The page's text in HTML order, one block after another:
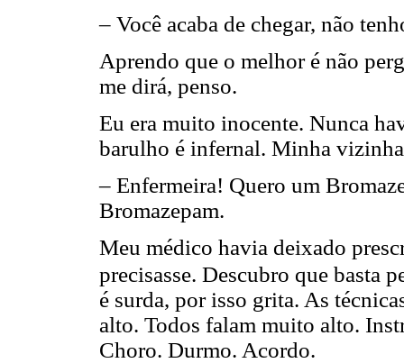
– Você acaba de chegar, não
Aprendo que o melhor é não
me dirá, penso.
Eu era muito inocente. Nunca
barulho é infernal. Minha
– Enfermeira! Quero um
Bromazepam.
Meu médico havia deixado
precisasse. Descubro que basta
é surda, por isso grita. As
alto. Todos falam muito alto.
Choro. Durmo. Acordo.